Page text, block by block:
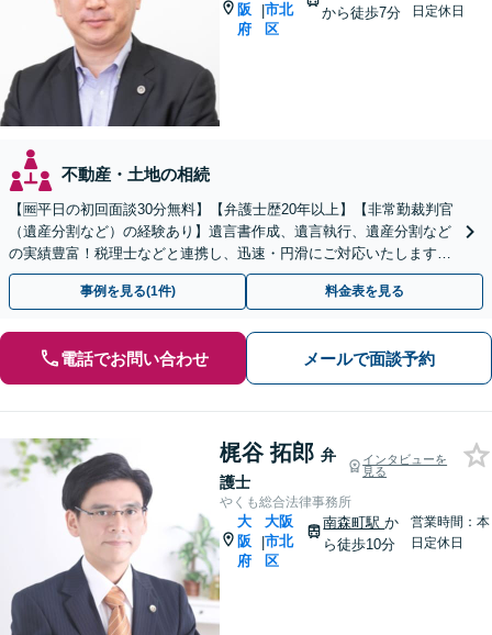
阪
府
|市北
区
から徒歩7分
日定休日
不動産・土地の相続
【🆓平日の初回面談30分無料】【弁護士歴20年以上】【非常勤裁判官
（遺産分割など）の経験あり】遺言書作成、遺言執行、遺産分割など
の実績豊富！税理士などと連携し、迅速・円滑にご対応いたします
【女性弁護士と共同受任可】【御堂筋線淀屋橋駅7分】
事例を見る(1件) 料金表を見る
電話でお問い合わせ メールで面談予約
梶谷 拓郎 弁
護士
インタビューを
見る
やくも総合法律事務所
大
阪
府
|
大阪
市北
区
南森町駅か
ら徒歩10分
営業時間：本
日定休日